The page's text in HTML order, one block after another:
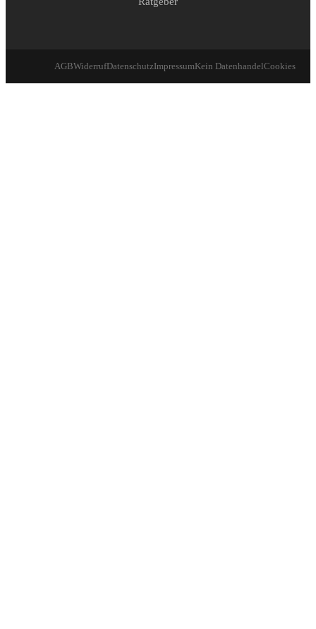
AGBWiderrufDatenschutzImpressumKein DatenhandelCookies